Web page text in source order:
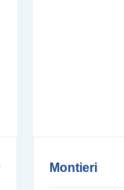
Montieri